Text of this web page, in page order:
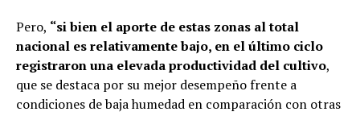
Pero, “si bien el aporte de estas zonas al total
nacional es relativamente bajo, en el último ciclo
registraron una elevada productividad del cultivo,
que se destaca por su mejor desempeño frente a
condiciones de baja humedad en comparación con otras